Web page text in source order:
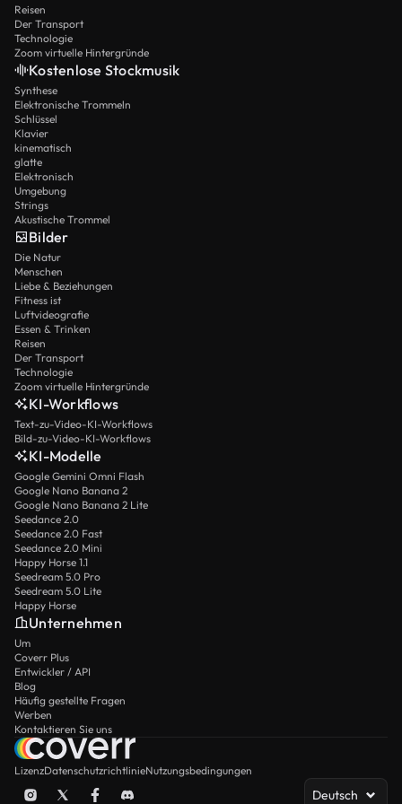
Reisen
Der Transport
Technologie
Zoom virtuelle Hintergründe
Kostenlose Stockmusik
Synthese
Elektronische Trommeln
Schlüssel
Klavier
kinematisch
glatte
Elektronisch
Umgebung
Strings
Akustische Trommel
Bilder
Die Natur
Menschen
Liebe & Beziehungen
Fitness ist
Luftvideografie
Essen & Trinken
Reisen
Der Transport
Technologie
Zoom virtuelle Hintergründe
KI-Workflows
Text-zu-Video-KI-Workflows
Bild-zu-Video-KI-Workflows
KI-Modelle
Google Gemini Omni Flash
Google Nano Banana 2
Google Nano Banana 2 Lite
Seedance 2.0
Seedance 2.0 Fast
Seedance 2.0 Mini
Happy Horse 1.1
Seedream 5.0 Pro
Seedream 5.0 Lite
Happy Horse
Unternehmen
Um
Coverr Plus
Entwickler / API
Blog
Häufig gestellte Fragen
Werben
Kontaktieren Sie uns
LizenzDatenschutzrichtlinieNutzungsbedingungen
Deutsch